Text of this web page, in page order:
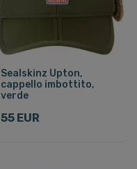
Sealskinz Upton,
cappello imbottito,
verde
55 EUR